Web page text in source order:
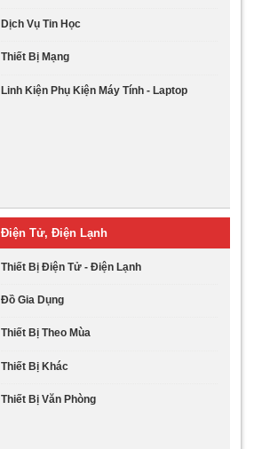
Dịch Vụ Tin Học
Thiết Bị Mạng
Linh Kiện Phụ Kiện Máy Tính - Laptop
Điện Tử, Điện Lạnh
Thiết Bị Điện Tử - Điện Lạnh
Đồ Gia Dụng
Thiết Bị Theo Mùa
Thiết Bị Khác
Thiết Bị Văn Phòng